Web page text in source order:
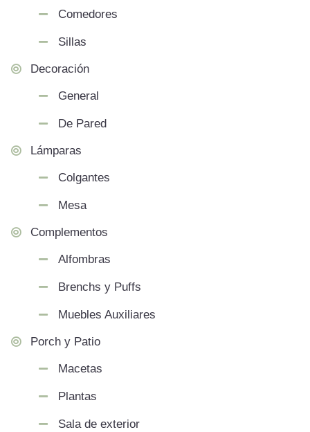
Comedores
Sillas
Decoración
General
De Pared
Lámparas
Colgantes
Mesa
Complementos
Alfombras
Brenchs y Puffs
Muebles Auxiliares
Porch y Patio
Macetas
Plantas
Sala de exterior